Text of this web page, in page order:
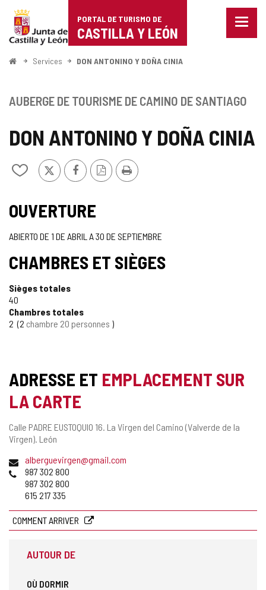
Portal
de
Turismo
Castilla
León
PORTAL DE TURISMO DE
CASTILLA Y LEÓN
Menu
<
Services DON ANTONINO Y DOÑA CINIA
DON ANTONINO Y DOÑA CINIA
Ajouter/retirer
de
cahiers
X FacebookVersion
PDF
Imprimer
AUBERGE DE TOURISME DE CAMINO DE SANTIAGO
OUVERTURE
ABIERTO DE 1 DE ABRIL A 30 DE SEPTIEMBRE
CHAMBRES ET SIÈGES
Sièges totales
40
Chambres totales
2 2 chambre 20 personnes
ADRESSE ET EMPLACEMENT SUR
LA CARTE
Adresse
postale
Calle PADRE EUSTOQUIO 16. La Virgen del Camino (Valverde de la
Virgen). León
Adresse
de
courrier
électronique
alberguevirgen@gmail.com
Téléphones
987 302 800
987 302 800
615 217 335
COMMENT ARRIVER
AUTOUR DE
OÙ DORMIR